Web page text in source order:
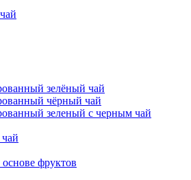
зелёный чай
чёрный чай
зеленый с черным чай
фруктов